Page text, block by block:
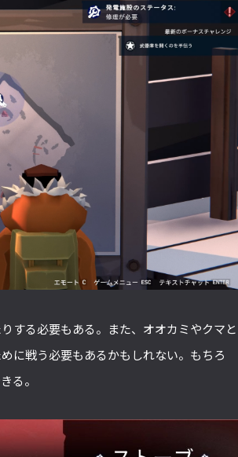
する必要もある。また、オオカミやクマと
に戦う必要もあるかもしれない。もちろ
る。